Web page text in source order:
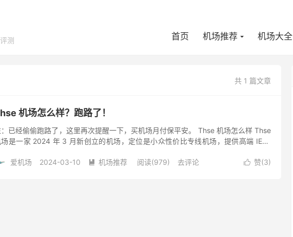
测
首页 机场推荐 机场大全
共 1 篇文章
机场怎么样？跑路了！
：已经偷偷跑路了，这里再次提醒一下，买机场月付保平安。 Thse 机场怎么样 Thse
是一家 2024 年 3 月新创立的机场，定位是小众性价比专线机场，提供高端 IEPL
 赞(3)
爱机场 2024-03-10  机场推荐 阅读(979) 去评论